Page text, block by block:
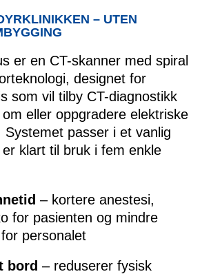
– UTEN
er en CT-skanner med spiral
designet for
som vil tilby CT-diagnostikk
eller oppgradere elektriske
Systemet passer i et vanlig
er klart til bruk i fem enkle
– kortere anestesi,
for pasienten og mindre
personalet
bord – reduserer fysisk